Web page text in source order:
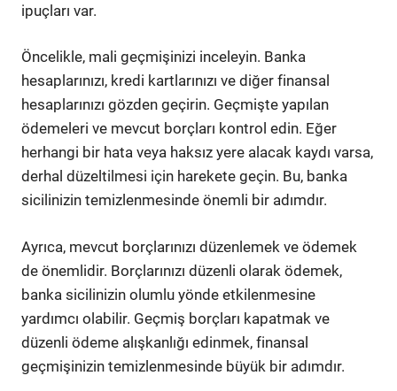
ipuçları var.
Öncelikle, mali geçmişinizi inceleyin. Banka
hesaplarınızı, kredi kartlarınızı ve diğer finansal
hesaplarınızı gözden geçirin. Geçmişte yapılan
ödemeleri ve mevcut borçları kontrol edin. Eğer
herhangi bir hata veya haksız yere alacak kaydı varsa,
derhal düzeltilmesi için harekete geçin. Bu, banka
sicilinizin temizlenmesinde önemli bir adımdır.
Ayrıca, mevcut borçlarınızı düzenlemek ve ödemek
de önemlidir. Borçlarınızı düzenli olarak ödemek,
banka sicilinizin olumlu yönde etkilenmesine
yardımcı olabilir. Geçmiş borçları kapatmak ve
düzenli ödeme alışkanlığı edinmek, finansal
geçmişinizin temizlenmesinde büyük bir adımdır.